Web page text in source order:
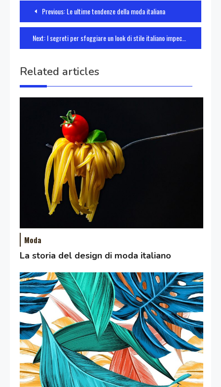
Navigazione
articoli
Previous:Le ultime tendenze della moda italiana
Next:I segreti per sfoggiare un look di stile italiano impeccabile
Related articles
Moda
La storia del design di moda italiano